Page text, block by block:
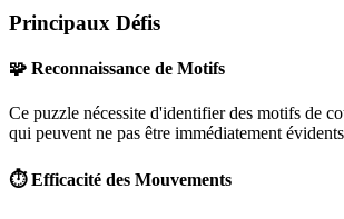
Principaux Défis
🧩 Reconnaissance de Motifs
Ce puzzle nécessite d'identifier des motifs de
qui peuvent ne pas être immédiatement
⏱️ Efficacité des Mouvements